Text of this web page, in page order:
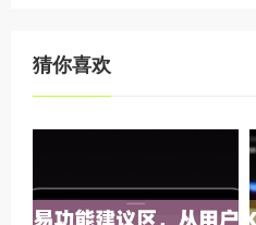
猜你喜欢